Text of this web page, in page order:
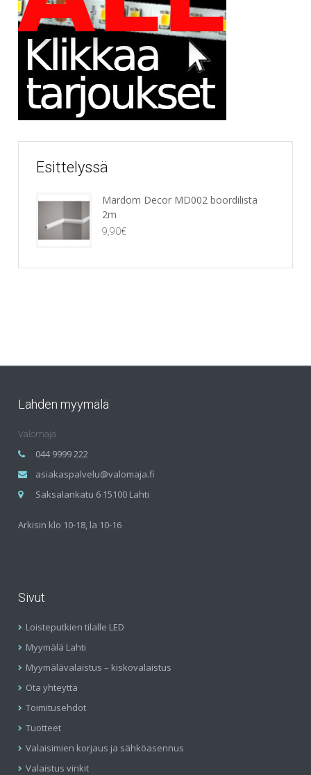
Esittelyssä
Mardom Decor MD002 boordilista
2m
9,90€
Lahden myymälä
Valomaja
044 9999 222
asiakaspalvelu@valomaja.fi
Saksalankatu 6 15100 Lahti
Arkisin klo 10-18, la 10-16
Sivut
Loisteputkien tilalle LED
Myymälä Lahti
Myymälävalaistus – kiskovalaistus
Ota yhteyttä
Toimitusehdot
Tuotteet
Valaisimien korjaus ja sähköasennus
Valaistus vinkit